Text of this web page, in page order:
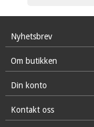
Nyhetsbrev
Om butikken
Din konto
Kontakt oss